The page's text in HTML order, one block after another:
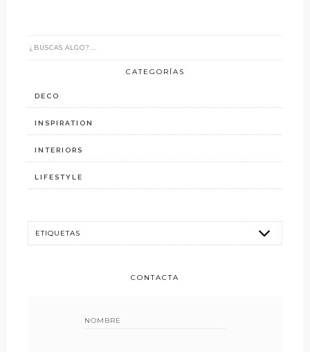
CATEGORÍAS
DECO
INSPIRATION
INTERIORS
LIFESTYLE
CONTACTA